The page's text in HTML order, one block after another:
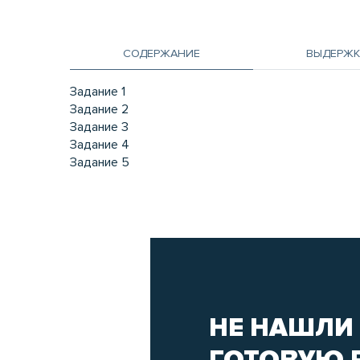
СОДЕРЖАНИЕ
Задание 1
Задание 2
Задание 3
Задание 4
Задание 5
НЕ НАШЛИ